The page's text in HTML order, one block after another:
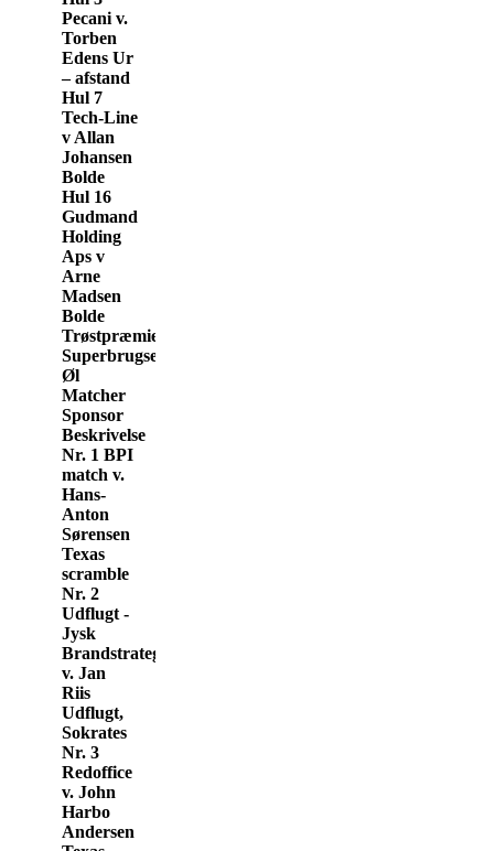
Pecani v.
Torben
Edens Ur
– afstand
Hul 7
Tech-Line
v Allan
Johansen
Bolde
Hul 16
Gudmand
Holding
Aps v
Arne
Madsen
Bolde
Trøstpræmie
Superbrugsen
Øl
Matcher
Sponsor
Beskrivelse
Nr. 1 BPI
match v.
Hans-
Anton
Sørensen
Texas
scramble
Nr. 2
Udflugt -
Jysk
Brandstrategi
v. Jan
Riis
Udflugt,
Sokrates
Nr. 3
Redoffice
v. John
Harbo
Andersen